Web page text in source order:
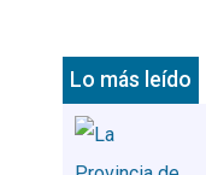
Lo más leído